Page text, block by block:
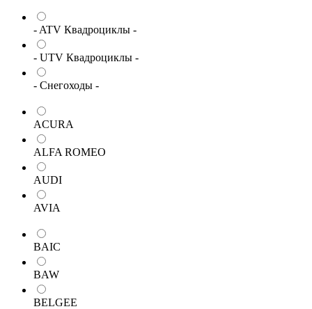
- ATV Квадроциклы -
- UTV Квадроциклы -
- Снегоходы -
ACURA
ALFA ROMEO
AUDI
AVIA
BAIC
BAW
BELGEE